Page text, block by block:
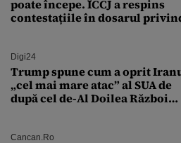
poate începe. ÎCCJ a respins
contestațiile în dosarul
Digi24
Trump spune cum a oprit
„cel mai mare atac” al SUA de
după cel de-Al Doilea Război
Cancan.ro